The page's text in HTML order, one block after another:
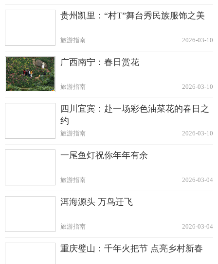
贵州凯里：“村T”舞台秀民族服饰之美
2026-03-10
旅游指南
广西南宁：春日赏花
2026-03-10
旅游指南
四川宜宾：赴一场彩色油菜花的春日之
约
2026-03-10
旅游指南
一尾鱼灯祝你年年有余
2026-03-04
旅游指南
洱海源头 万鸟迁飞
2026-03-04
旅游指南
重庆璧山：千年火把节 点亮乡村新春